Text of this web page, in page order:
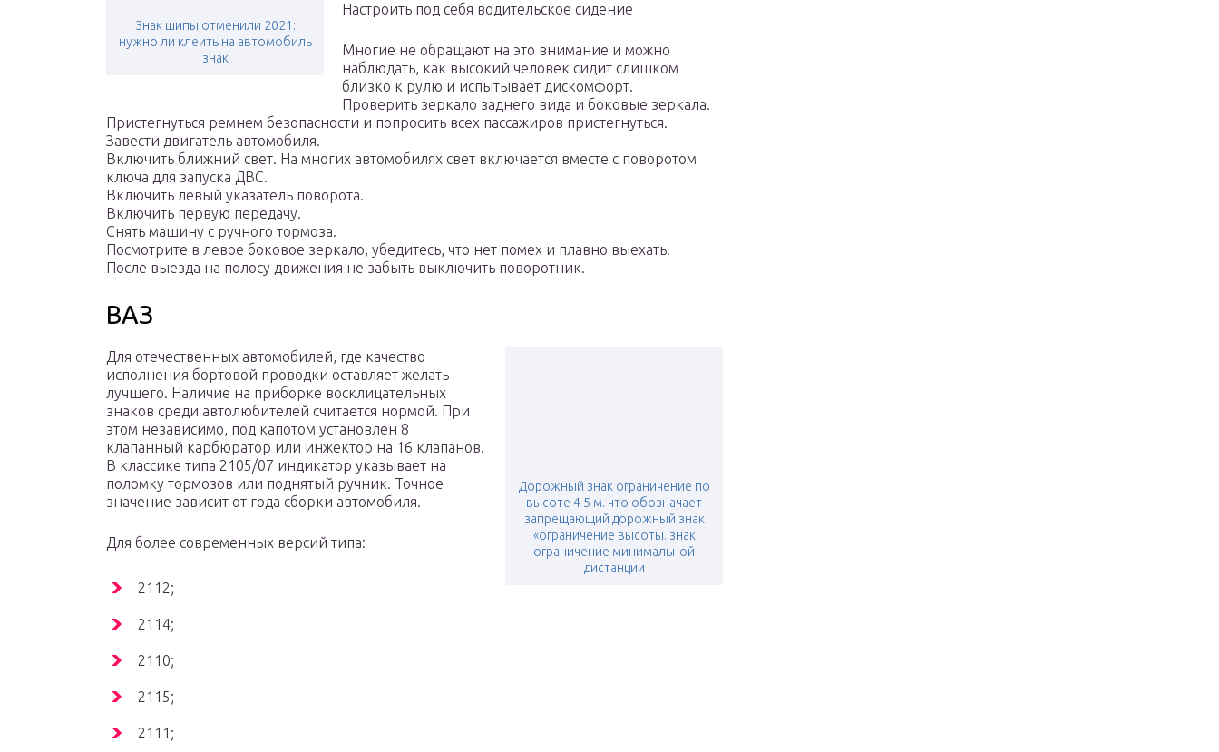
Знак шипы отменили 2021:
нужно ли клеить на автомобиль
знак
Настроить под себя водительское сидение
Многие не обращают на это внимание и можно
наблюдать, как высокий человек сидит слишком
близко к рулю и испытывает дискомфорт.
Проверить зеркало заднего вида и боковые зеркала.
Пристегнуться ремнем безопасности и попросить всех пассажиров пристегнуться.
Завести двигатель автомобиля.
Включить ближний свет. На многих автомобилях свет включается вместе с поворотом
ключа для запуска ДВС.
Включить левый указатель поворота.
Включить первую передачу.
Снять машину с ручного тормоза.
Посмотрите в левое боковое зеркало, убедитесь, что нет помех и плавно выехать.
После выезда на полосу движения не забыть выключить поворотник.
ВАЗ
Дорожный знак ограничение по
высоте 4 5 м. что обозначает
запрещающий дорожный знак
«ограничение высоты. знак
ограничение минимальной
дистанции
Для отечественных автомобилей, где качество
исполнения бортовой проводки оставляет желать
лучшего. Наличие на приборке восклицательных
знаков среди автолюбителей считается нормой. При
этом независимо, под капотом установлен 8
клапанный карбюратор или инжектор на 16 клапанов.
В классике типа 2105/07 индикатор указывает на
поломку тормозов или поднятый ручник. Точное
значение зависит от года сборки автомобиля.
Для более современных версий типа:
2112;
2114;
2110;
2115;
2111;